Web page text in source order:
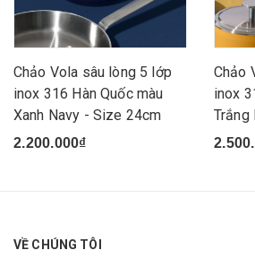
Chảo Vola sâu lòng 5 lớp
inox 316 Hàn Quốc màu
Xanh Navy - Size 24cm
2.200.000₫
Chảo
inox
Trắng
VỀ CHÚNG TÔI